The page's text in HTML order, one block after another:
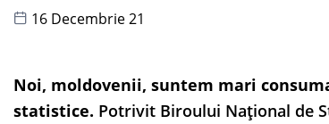
16 Decembrie 21
Noi, moldovenii, suntem mari
statistice. Potrivit Biroului Național de